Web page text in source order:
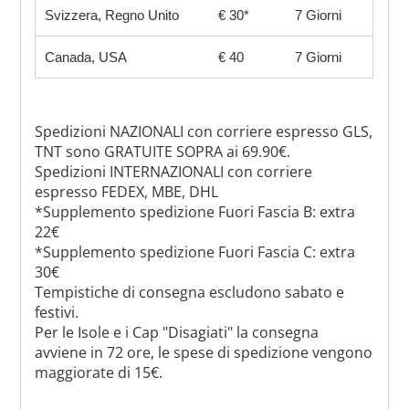
Svizzera, Regno Unito € 30* 7 Giorni
Canada, USA € 40 7 Giorni
Spedizioni NAZIONALI con corriere espresso GLS,
TNT sono GRATUITE SOPRA ai 69.90€.
Spedizioni INTERNAZIONALI con corriere
espresso FEDEX, MBE, DHL
*Supplemento spedizione Fuori Fascia B: extra
22€
*Supplemento spedizione Fuori Fascia C: extra
30€
Tempistiche di consegna escludono sabato e
festivi.
Per le Isole e i Cap "Disagiati" la consegna
avviene in 72 ore, le spese di spedizione vengono
maggiorate di 15€.